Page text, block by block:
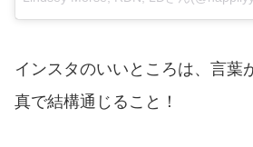
インスタのいいところは、言葉
真で結構通じること！